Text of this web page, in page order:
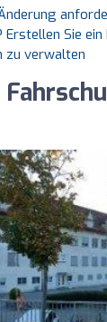
Erstellen Sie
zu verwalten